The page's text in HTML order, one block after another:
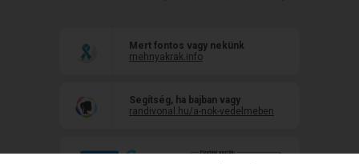
Mert fontos vagy nekünk
mehnyakrak.info
Segítség, ha bajban vagy
randivonal.hu/a-nok-vedelmeben